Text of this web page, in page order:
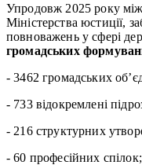
Упродовж 2025 року
Міністерства юстиції,
повноважень у сфері
громадських
- 3462 громадських
- 733 відокремлені
- 216 структурних
- 60 професійних спілок;